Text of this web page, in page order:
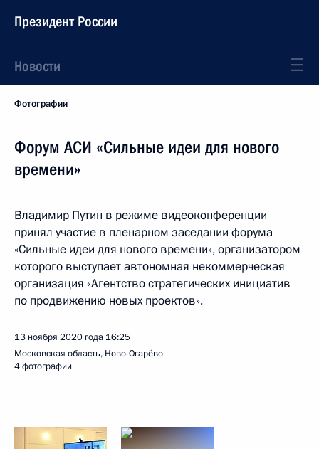
Президент России
Новости
Фотографии
Форум АСИ «Сильные идеи для нового
времени»
Владимир Путин в режиме видеоконференции
принял участие в пленарном заседании форума
«Сильные идеи для нового времени», организатором
которого выступает автономная некоммерческая
организация «Агентство стратегических инициатив
по продвижению новых проектов».
13 ноября 2020 года 16:25
Московская область, Ново-Огарёво
4 фотографии